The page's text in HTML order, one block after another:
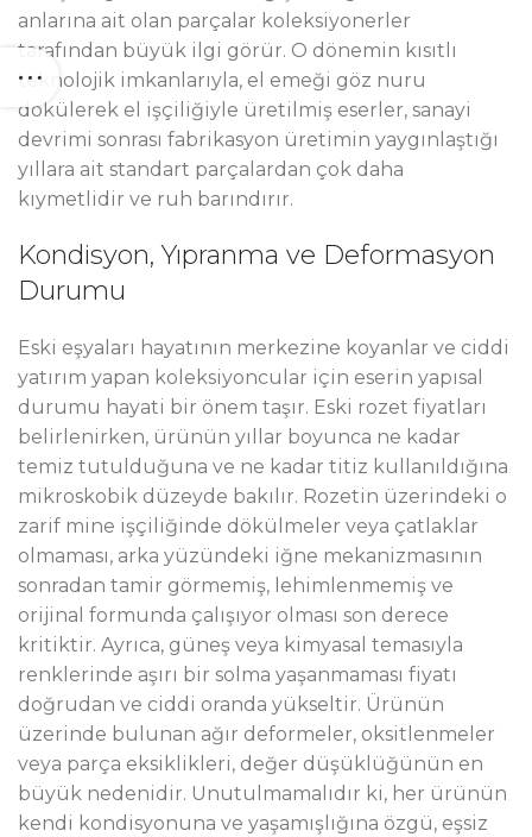
anlarına ait olan parçalar koleksiyonerler
tarafından büyük ilgi görür. O dönemin kısıtlı
teknolojik imkanlarıyla, el emeği göz nuru
dökülerek el işçiliğiyle üretilmiş eserler, sanayi
devrimi sonrası fabrikasyon üretimin yaygınlaştığı
yıllara ait standart parçalardan çok daha
kıymetlidir ve ruh barındırır.
Kondisyon, Yıpranma ve Deformasyon
Durumu
Eski eşyaları hayatının merkezine koyanlar ve ciddi
yatırım yapan koleksiyoncular için eserin yapısal
durumu hayati bir önem taşır. Eski rozet fiyatları
belirlenirken, ürünün yıllar boyunca ne kadar
temiz tutulduğuna ve ne kadar titiz kullanıldığına
mikroskobik düzeyde bakılır. Rozetin üzerindeki o
zarif mine işçiliğinde dökülmeler veya çatlaklar
olmaması, arka yüzündeki iğne mekanizmasının
sonradan tamir görmemiş, lehimlenmemiş ve
orijinal formunda çalışıyor olması son derece
kritiktir. Ayrıca, güneş veya kimyasal temasıyla
renklerinde aşırı bir solma yaşanmaması fiyatı
doğrudan ve ciddi oranda yükseltir. Ürünün
üzerinde bulunan ağır deformeler, oksitlenmeler
veya parça eksiklikleri, değer düşüklüğünün en
büyük nedenidir. Unutulmamalıdır ki, her ürünün
kendi kondisyonuna ve yaşamışlığına özgü, eşsiz